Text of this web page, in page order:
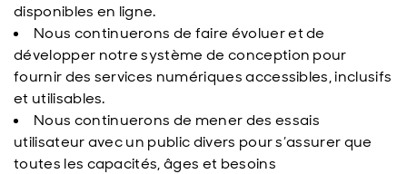
disponibles en ligne.
Nous continuerons de faire évoluer et de
développer notre système de conception pour
fournir des services numériques accessibles, inclusifs
et utilisables.
Nous continuerons de mener des essais
utilisateur avec un public divers pour s’assurer que
toutes les capacités, âges et besoins